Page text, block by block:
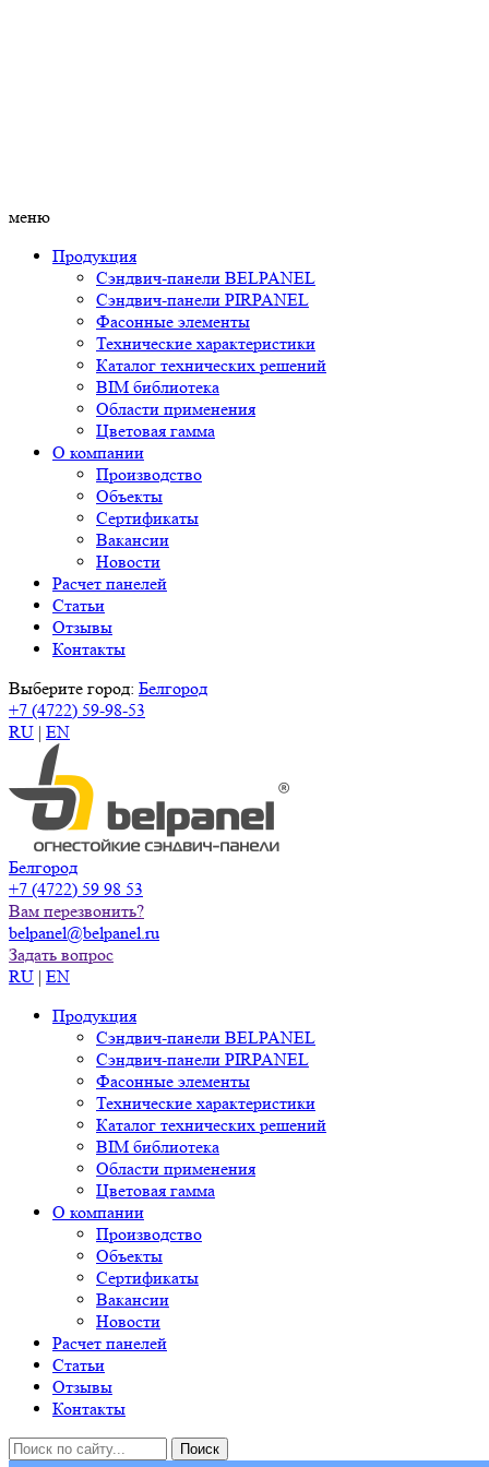
меню
Продукция
Сэндвич-панели BELPANEL
Сэндвич-панели PIRPANEL
Фасонные элементы
Технические характеристики
Каталог технических решений
BIM библиотека
Области применения
Цветовая гамма
О компании
Производство
Объекты
Сертификаты
Вакансии
Новости
Расчет панелей
Статьи
Отзывы
Контакты
Выберите город: Белгород
+7 (4722) 59-98-53
RU | EN
Белгород
+7 (4722) 59 98 53
Вам перезвонить?
belpanel@belpanel.ru
Задать вопрос
RU | EN
Продукция
Сэндвич-панели BELPANEL
Сэндвич-панели PIRPANEL
Фасонные элементы
Технические характеристики
Каталог технических решений
BIM библиотека
Области применения
Цветовая гамма
О компании
Производство
Объекты
Сертификаты
Вакансии
Новости
Расчет панелей
Статьи
Отзывы
Контакты